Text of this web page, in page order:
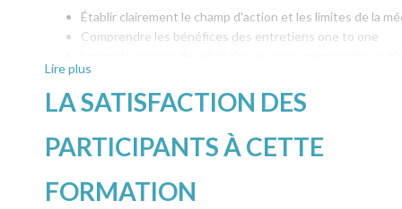
Établir clairement le champ d'action et les limites de la
Comprendre les bénéfices des entretiens one to one
exposer factuellement les motifs du conflit
Réagir avec une écoute active aux mots, aux expressions
émotions pouvant aider à la résolution du conflit
Guider les parties vers la recherche d'un accord et la
plan d'action
5/ Anticiper les conflits grâce aux outils de la
Lire plus
LA SATISFACTION DES
PARTICIPANTS À CETTE
FORMATION